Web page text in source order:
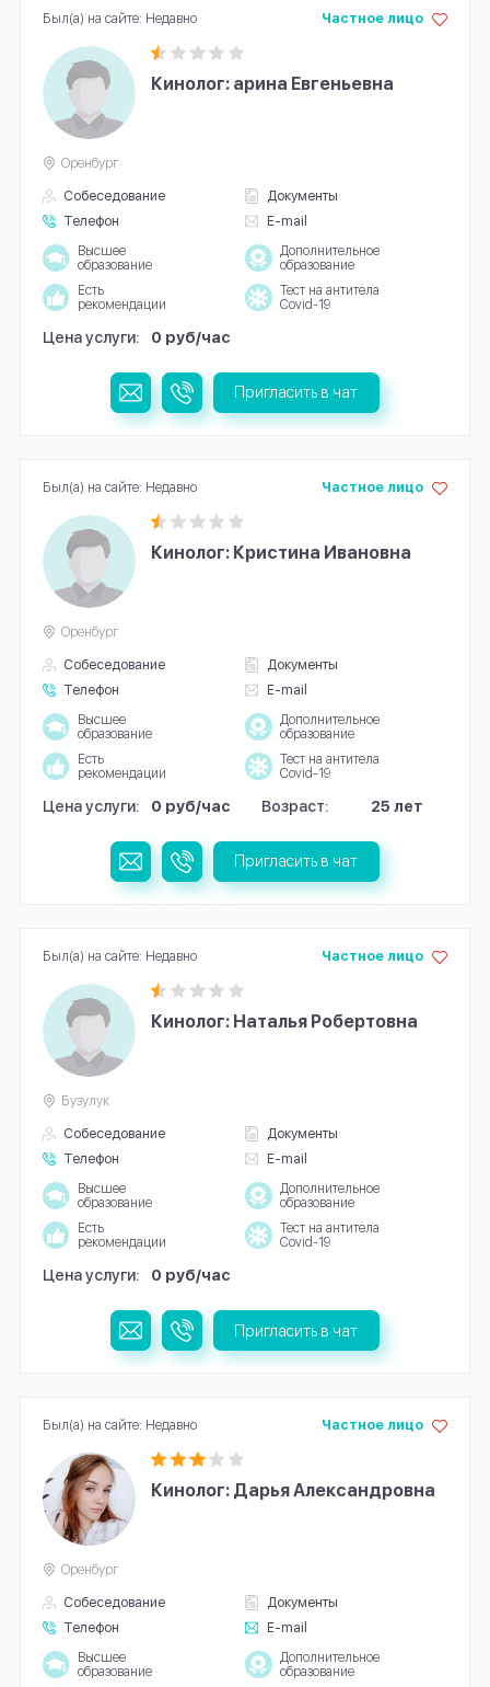
Кинолог: арина Евгеньевна
Собеседование
Документы
Телефон
E-mail
Частное лицо
Оренбург
Высшее
образование
Дополнительное
образование
Есть
рекомендации
Тест на антитела
Covid-19
Цена услуги: 0 руб/час
Был(а) на сайте: Недавно
Пригласить в чат
Кинолог: Кристина Ивановна
Собеседование
Документы
Телефон
E-mail
Частное лицо
Оренбург
Высшее
образование
Дополнительное
образование
Есть
рекомендации
Тест на антитела
Covid-19
Цена услуги: 0 руб/час Возраст: 25 лет
Был(а) на сайте: Недавно
Пригласить в чат
Кинолог: Наталья Робертовна
Собеседование
Документы
Телефон
E-mail
Частное лицо
Бузулук
Высшее
образование
Дополнительное
образование
Есть
рекомендации
Тест на антитела
Covid-19
Цена услуги: 0 руб/час
Был(а) на сайте: Недавно
Пригласить в чат
Кинолог: Дарья Александровна
Собеседование
Документы
Телефон
E-mail
Частное лицо
Оренбург
Высшее
образование
Дополнительное
образование
Был(а) на сайте: Недавно